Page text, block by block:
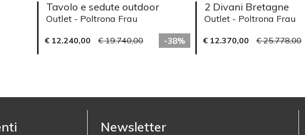
Tavolo e sedute outdoor
Outlet - Poltrona Frau
€ 12.240,00 € 19.740,00 -38%
2 Divani Bretagne
Outlet - Poltrona Frau
€ 12.370,00 € 25.778,00
Newsletter